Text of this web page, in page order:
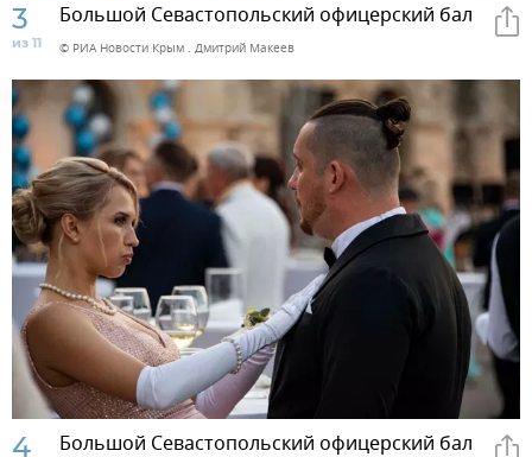
3
из 11
Большой Севастопольский офицерский бал
© РИА Новости Крым . Дмитрий Макеев
4 Большой Севастопольский офицерский бал